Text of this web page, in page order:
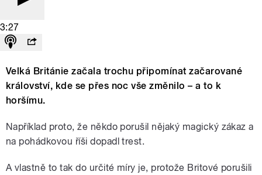
3:27
Velká Británie začala trochu připomínat začarované
království, kde se přes noc vše změnilo – a to k
horšímu.
Například proto, že někdo porušil nějaký magický zákaz a
na pohádkovou říši dopadl trest.
A vlastně to tak do určité míry je, protože Britové porušili